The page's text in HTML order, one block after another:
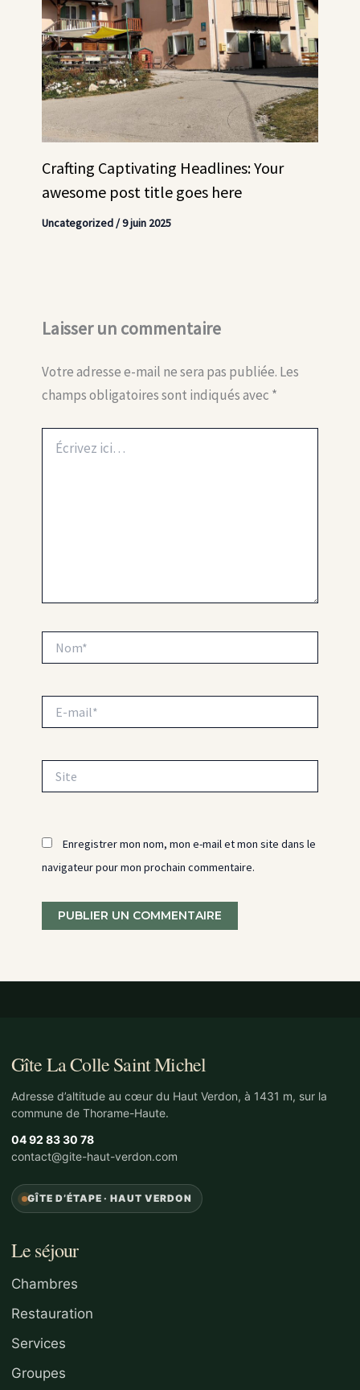
Crafting Captivating Headlines: Your
awesome post title goes here
Uncategorized/9 juin 2025
Laisser un commentaire
Votre adresse e-mail ne sera pas publiée. Les
champs obligatoires sont indiqués avec *
ici…
mail*
Enregistrer mon nom, mon e-mail et mon site dans le
navigateur pour mon prochain commentaire.
Gîte La Colle Saint Michel
Adresse d’altitude au cœur du Haut Verdon, à 1431 m, sur la
commune de Thorame-Haute.
04 92 83 30 78
contact@gite-haut-verdon.com
GÎTE D’ÉTAPE · HAUT VERDON
Le séjour
Chambres
Restauration
Services
Groupes